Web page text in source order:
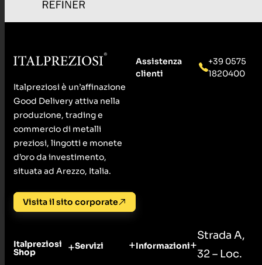
Italpreziosi è un’affinazione
Good Delivery attiva nella
produzione, trading e
commercio di metalli
preziosi, lingotti e monete
d’oro da investimento,
situata ad Arezzo, Italia.
Visita il sito corporate
Assistenza
clienti
+39 0575
1820400
Italpreziosi
Shop
Servizi Informazioni
Strada A,
32 – Loc.